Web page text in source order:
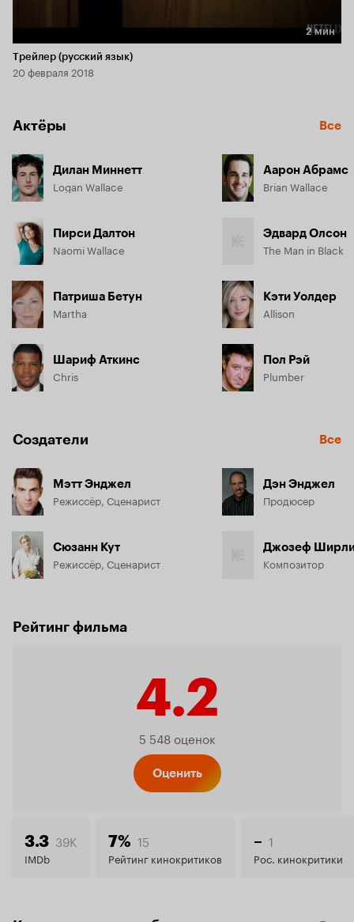
Длительность 2 мин
2 мин
Трейлер (русский язык)
20 февраля 2018
Актёры Все
Дилан Миннетт
Logan Wallace
Пирси Далтон
Naomi Wallace
Патриша Бетун
Martha
Шариф Аткинс
Chris
Аарон Абрамс
Brian Wallace
Эдвард Олсон
The Man in Black
Кэти Уолдер
Allison
Пол Рэй
Plumber
Создатели Все
Мэтт Энджел
Режиссёр, Сценарист
Сюзанн Кут
Режиссёр, Сценарист
Дэн Энджел
Продюсер
Джозеф
Композитор
Рейтинг фильма
4.2
Рейтинг
4.2
5 548 оценок
Оценить
3.3 39K
IMDb
7% 15
Рейтинг кинокритиков
– 1
Рос. кинокритики